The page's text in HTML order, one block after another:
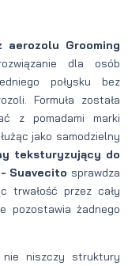
aerozolu Grooming
dla osób
połysku bez
Formuła została
z pomadami marki
jako samodzielny
teksturyzujący do
Suavecito sprawdza
trwałość przez cały
pozostawia żadnego
niszczy struktury